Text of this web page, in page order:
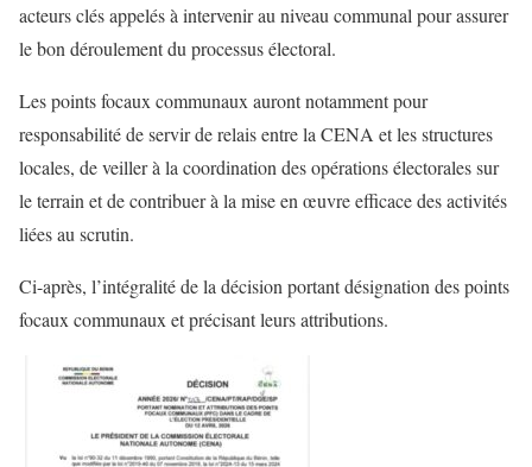
acteurs clés appelés à intervenir au niveau communal pour assurer
le bon déroulement du processus électoral.
Les points focaux communaux auront notamment pour
responsabilité de servir de relais entre la CENA et les structures
locales, de veiller à la coordination des opérations électorales sur
le terrain et de contribuer à la mise en œuvre efficace des activités
liées au scrutin.
Ci-après, l’intégralité de la décision portant désignation des points
focaux communaux et précisant leurs attributions.